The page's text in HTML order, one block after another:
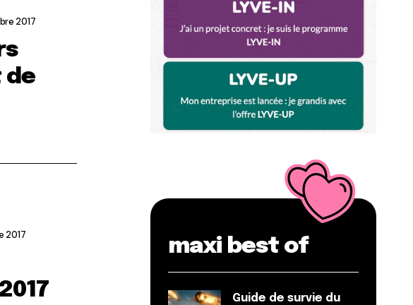
2017
de
2017
maxi best of
Guide de survie du